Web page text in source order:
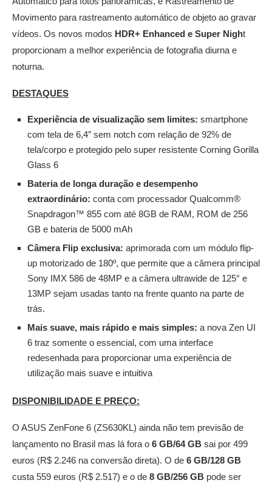
Movimento para rastreamento automático de objeto ao gravar
vídeos. Os novos modos HDR+ Enhanced e Super Night
proporcionam a melhor experiência de fotografia diurna e
noturna.
DESTAQUES
Experiência de visualização sem limites: smartphone
com tela de 6,4″ sem notch com relação de 92% de
tela/corpo e protegido pelo super resistente Corning Gorilla
Glass 6
Bateria de longa duração e desempenho
extraordinário: conta com processador Qualcomm®
Snapdragon™ 855 com até 8GB de RAM, ROM de 256
GB e bateria de 5000 mAh
Câmera Flip exclusiva: aprimorada com um módulo flip-
up motorizado de 180º, que permite que a câmera principal
Sony IMX 586 de 48MP e a câmera ultrawide de 125° e
13MP sejam usadas tanto na frente quanto na parte de
trás.
Mais suave, mais rápido e mais simples: a nova Zen UI
6 traz somente o essencial, com uma interface
redesenhada para proporcionar uma experiência de
utilização mais suave e intuitiva
DISPONIBILIDADE E PREÇO:
O ASUS ZenFone 6 (ZS630KL) ainda não tem previsão de
lançamento no Brasil mas lá fora o 6 GB/64 GB sai por 499
euros (R$ 2.246 na conversão direta). O de 6 GB/128 GB
custa 559 euros (R$ 2.517) e o de 8 GB/256 GB pode ser